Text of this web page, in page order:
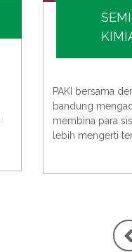
PAKI bersama
bandung
membina para
lebih mengerti